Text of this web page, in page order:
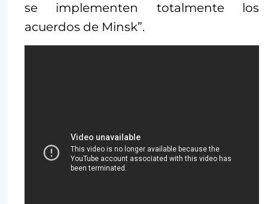
se implementen totalmente los
acuerdos de Minsk”.